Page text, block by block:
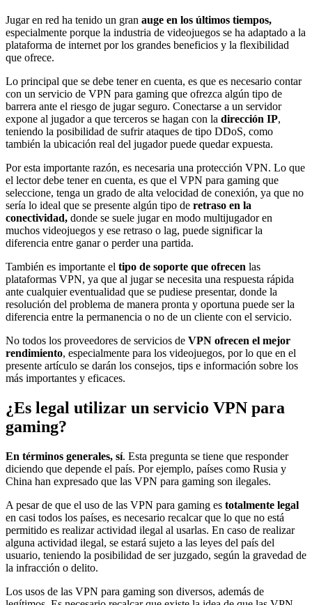
Jugar en red ha tenido un gran auge en los últimos tiempos,
especialmente porque la industria de videojuegos se ha adaptado a la
plataforma de internet por los grandes beneficios y la flexibilidad
que ofrece.
Lo principal que se debe tener en cuenta, es que es necesario contar
con un servicio de VPN para gaming que ofrezca algún tipo de
barrera ante el riesgo de jugar seguro. Conectarse a un servidor
expone al jugador a que terceros se hagan con la dirección IP,
teniendo la posibilidad de sufrir ataques de tipo DDoS, como
también la ubicación real del jugador puede quedar expuesta.
Por esta importante razón, es necesaria una protección VPN. Lo que
el lector debe tener en cuenta, es que el VPN para gaming que
seleccione, tenga un grado de alta velocidad de conexión, ya que no
sería lo ideal que se presente algún tipo de retraso en la
conectividad, donde se suele jugar en modo multijugador en
muchos videojuegos y ese retraso o lag, puede significar la
diferencia entre ganar o perder una partida.
También es importante el tipo de soporte que ofrecen las
plataformas VPN, ya que al jugar se necesita una respuesta rápida
ante cualquier eventualidad que se pudiese presentar, donde la
resolución del problema de manera pronta y oportuna puede ser la
diferencia entre la permanencia o no de un cliente con el servicio.
No todos los proveedores de servicios de VPN ofrecen el mejor
rendimiento, especialmente para los videojuegos, por lo que en el
presente artículo se darán los consejos, tips e información sobre los
más importantes y eficaces.
¿Es legal utilizar un servicio VPN para
gaming?
En términos generales, sí. Esta pregunta se tiene que responder
diciendo que depende el país. Por ejemplo, países como Rusia y
China han expresado que las VPN para gaming son ilegales.
A pesar de que el uso de las VPN para gaming es totalmente legal
en casi todos los países, es necesario recalcar que lo que no está
permitido es realizar actividad ilegal al usarlas. En caso de realizar
alguna actividad ilegal, se estará sujeto a las leyes del país del
usuario, teniendo la posibilidad de ser juzgado, según la gravedad de
la infracción o delito.
Los usos de las VPN para gaming son diversos, además de